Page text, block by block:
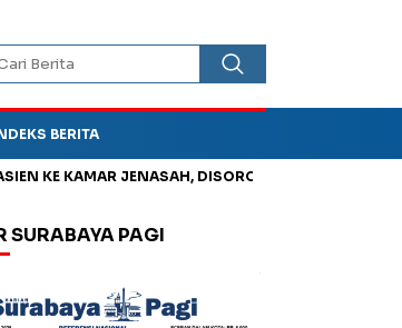
BERITA
KAMAR JENASAH, DISOROT
SURABAYA PAGI